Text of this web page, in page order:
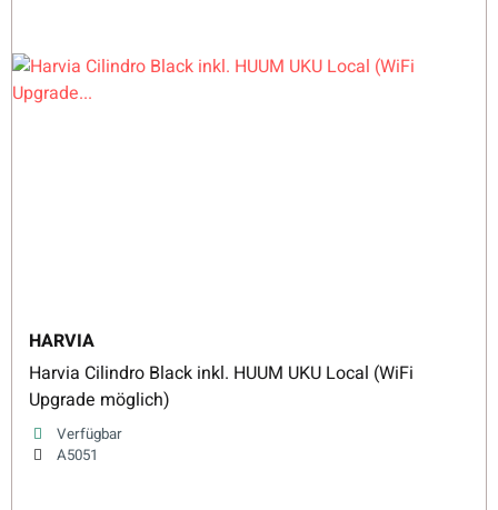
HARVIA
Harvia Cilindro Black inkl. HUUM UKU Local (WiFi
Upgrade möglich)
Verfügbar
A5051